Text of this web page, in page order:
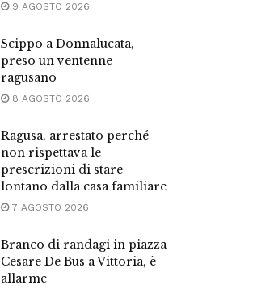
9 AGOSTO 2026
Scippo a Donnalucata,
preso un ventenne
ragusano
8 AGOSTO 2026
Ragusa, arrestato perché
non rispettava le
prescrizioni di stare
lontano dalla casa familiare
7 AGOSTO 2026
Branco di randagi in piazza
Cesare De Bus a Vittoria, è
allarme